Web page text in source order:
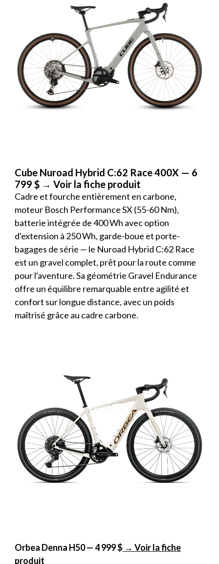
Cube Nuroad Hybrid C:62 Race 400X — 6
799 $ → Voir la fiche produit
Cadre et fourche entièrement en carbone,
moteur Bosch Performance SX (55-60 Nm),
batterie intégrée de 400 Wh avec option
d'extension à 250 Wh, garde-boue et porte-
bagages de série — le Nuroad Hybrid C:62 Race
est un gravel complet, prêt pour la route comme
pour l'aventure. Sa géométrie Gravel Endurance
offre un équilibre remarquable entre agilité et
confort sur longue distance, avec un poids
maîtrisé grâce au cadre carbone.
Orbea Denna H50 — 4 999 $ → Voir la fiche
produit